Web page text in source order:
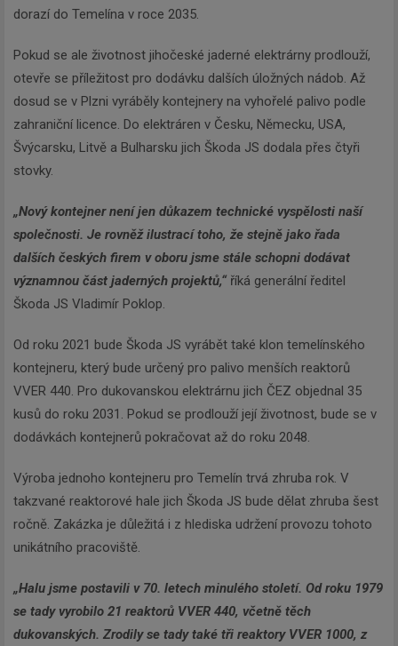
dorazí do Temelína v roce 2035.
Pokud se ale životnost jihočeské jaderné elektrárny prodlouží,
otevře se příležitost pro dodávku dalších úložných nádob. Až
dosud se v Plzni vyráběly kontejnery na vyhořelé palivo podle
zahraniční licence. Do elektráren v Česku, Německu, USA,
Švýcarsku, Litvě a Bulharsku jich Škoda JS dodala přes čtyři
stovky.
„Nový kontejner není jen důkazem technické vyspělosti naší
společnosti. Je rovněž ilustrací toho, že stejně jako řada
dalších českých firem v oboru jsme stále schopni dodávat
významnou část jaderných projektů,“ říká generální ředitel
Škoda JS Vladimír Poklop.
Od roku 2021 bude Škoda JS vyrábět také klon temelínského
kontejneru, který bude určený pro palivo menších reaktorů
VVER 440. Pro dukovanskou elektrárnu jich ČEZ objednal 35
kusů do roku 2031. Pokud se prodlouží její životnost, bude se v
dodávkách kontejnerů pokračovat až do roku 2048.
Výroba jednoho kontejneru pro Temelín trvá zhruba rok. V
takzvané reaktorové hale jich Škoda JS bude dělat zhruba šest
ročně. Zakázka je důležitá i z hlediska udržení provozu tohoto
unikátního pracoviště.
„Halu jsme postavili v 70. letech minulého století. Od roku 1979
se tady vyrobilo 21 reaktorů VVER 440, včetně těch
dukovanských. Zrodily se tady také tři reaktory VVER 1000, z